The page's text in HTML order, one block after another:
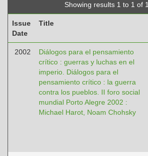
Showing results 1 to 1 of 1
Issue
Date
Title
2002
Diálogos para el pensamiento
crítico : guerras y luchas en el
imperio. Diálogos para el
pensamiento crítico : la guerra
contra los pueblos. II foro social
mundial Porto Alegre 2002 :
Michael Harot, Noam Chohsky